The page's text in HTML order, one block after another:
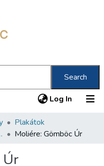
Search
Log In (current)
Plakátok
plakátjai
Moliére: Gömböc Úr
Úr